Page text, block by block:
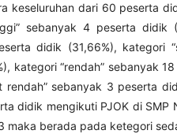
keseluruhan dari 60 peserta
sebanyak 4 peserta didik
didik (31,66%), kategori
kategori “rendah” sebanyak
sebanyak 3 peserta
didik mengikuti PJOK di SMP
maka berada pada ketegori